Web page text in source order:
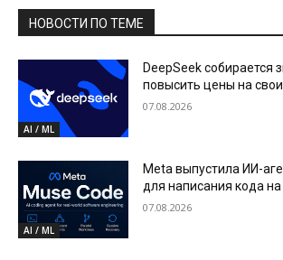
НОВОСТИ ПО ТЕМЕ
AI / ML
DeepSeek собирается
повысить цены на
07.08.2026
AI / ML
Meta выпустила ИИ-
для написания кода
07.08.2026